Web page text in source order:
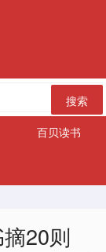
搜索
百贝读书
20则